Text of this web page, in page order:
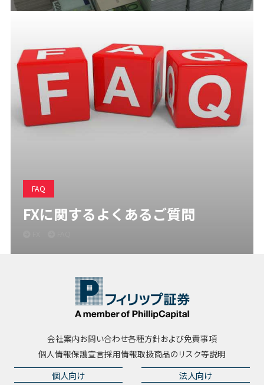
FAQ
FXに関するよくあるご質問
会社案内お問い合わせ各種方針および免責事項
個人情報保護宣言採用情報取扱商品のリスク等説明
個人向け 法人向け